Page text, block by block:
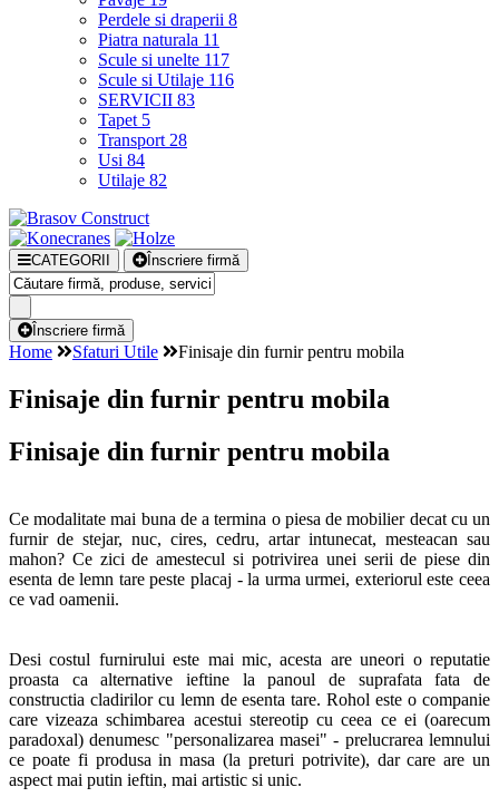
Perdele si draperii 8
Piatra naturala 11
Scule si unelte 117
Scule si Utilaje 116
SERVICII 83
Tapet 5
Transport 28
Usi 84
Utilaje 82
CATEGORII Înscriere firmă
Înscriere firmă
Home Sfaturi Utile Finisaje din furnir pentru mobila
Finisaje din furnir pentru mobila
Finisaje din furnir pentru mobila
Ce modalitate mai buna de a termina o piesa de mobilier decat cu un
furnir de stejar, nuc, cires, cedru, artar intunecat, mesteacan sau
mahon? Ce zici de amestecul si potrivirea unei serii de piese din
esenta de lemn tare peste placaj - la urma urmei, exteriorul este ceea
ce vad oamenii.
Desi costul furnirului este mai mic, acesta are uneori o reputatie
proasta ca alternative ieftine la panoul de suprafata fata de
constructia cladirilor cu lemn de esenta tare. Rohol este o companie
care vizeaza schimbarea acestui stereotip cu ceea ce ei (oarecum
paradoxal) denumesc "personalizarea masei" - prelucrarea lemnului
ce poate fi produsa in masa (la preturi potrivite), dar care are un
aspect mai putin ieftin, mai artistic si unic.